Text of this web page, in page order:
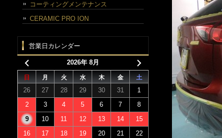
コーティングメンテナンス
CERAMIC PRO ION
営業日カレンダー
2026年 8月
日 月 火 水 木 金 土
26 27 28 29 30 31
1
2
3 4 5 6 7
8
9
10 11 12 13 14
15
16
17 18 19 20 21
22